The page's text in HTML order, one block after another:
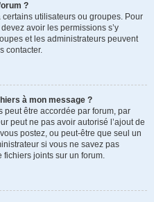
?
utilisateurs ou groupes. Pour
avoir les permissions s’y
et les administrateurs peuvent
contacter.
à mon message ?
peut être accordée par forum, par
peut ne pas avoir autorisé l’ajout de
postez, ou peut-être que seul un
si vous ne savez pas
joints sur un forum.